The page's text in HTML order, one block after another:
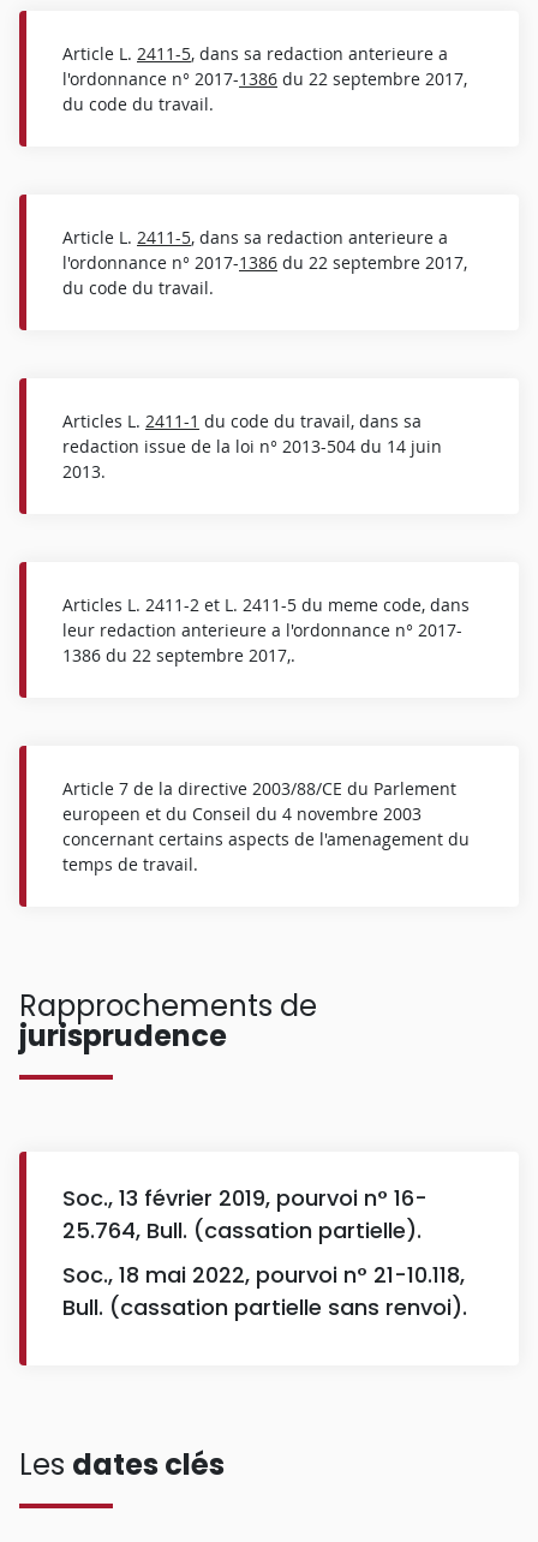
Article L. 2411-5, dans sa redaction anterieure a
l'ordonnance n° 2017-1386 du 22 septembre 2017,
du code du travail.
Article L. 2411-5, dans sa redaction anterieure a
l'ordonnance n° 2017-1386 du 22 septembre 2017,
du code du travail.
Articles L. 2411-1 du code du travail, dans sa
redaction issue de la loi n° 2013-504 du 14 juin
2013.
Articles L. 2411-2 et L. 2411-5 du meme code, dans
leur redaction anterieure a l'ordonnance n° 2017-
1386 du 22 septembre 2017,.
Article 7 de la directive 2003/88/CE du Parlement
europeen et du Conseil du 4 novembre 2003
concernant certains aspects de l'amenagement du
temps de travail.
Rapprochements de
jurisprudence
Soc., 13 février 2019, pourvoi n° 16-
25.764, Bull. (cassation partielle).
Soc., 18 mai 2022, pourvoi n° 21-10.118,
Bull. (cassation partielle sans renvoi).
Les dates clés